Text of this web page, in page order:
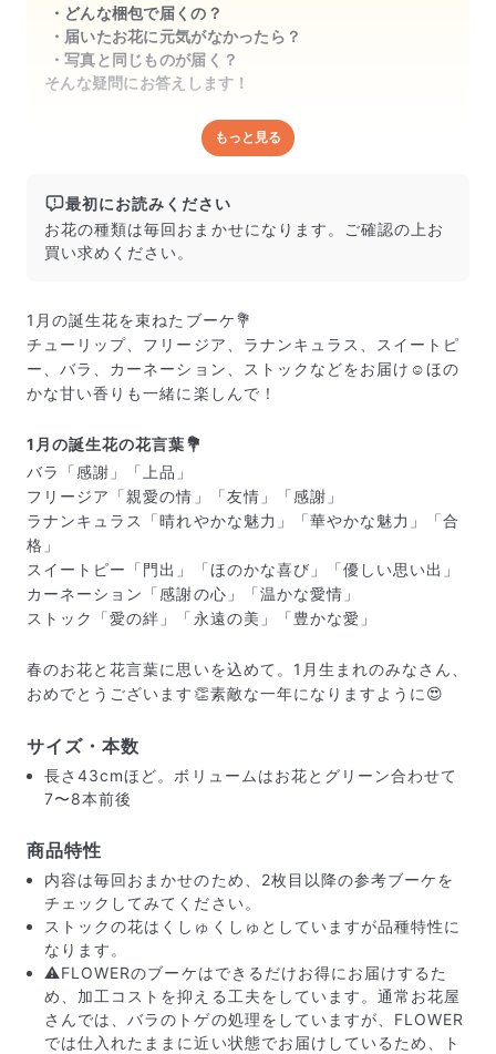
追記…1か月経ってもまだ綺麗に咲いて
くれています♡
どんな梱包で届くの？
届いたお花に元気がなかったら？
写真と同じものが届く？
そんな疑問にお答えします！
どんな梱包で届くの？
し、専用ボックスに丁寧に梱包してお届けしています。
きゅっとまとめられて一見窮屈そうに見えますが、輸送
中の衝撃による折れや擦れを軽減する効果があります。
届いたお花に元気がなかったら？
不備があった場合は、些細なことでもお気軽にサポート
までご連絡ください。ご返金にて補償いたします。
もっと見る
最初にお読みください
お花の種類は毎回おまかせになります。ご確認の上お
買い求めください。
1月の誕生花を束ねたブーケ💐
チューリップ、フリージア、ラナンキュラス、スイートピ
ー、バラ、カーネーション、ストックなどをお届け☺️ほの
かな甘い香りも一緒に楽しんで！
1月の誕生花の花言葉💐
バラ「感謝」「上品」
フリージア「親愛の情」「友情」「感謝」
ラナンキュラス「晴れやかな魅力」「華やかな魅力」「合
格」
スイートピー「門出」「ほのかな喜び」「優しい思い出」
カーネーション「感謝の心」「温かな愛情」
ストック「愛の絆」「永遠の美」「豊かな愛」
春のお花と花言葉に思いを込めて。1月生まれのみなさん、
おめでとうございます👏素敵な一年になりますように😍
サイズ・本数
長さ43cmほど。ボリュームはお花とグリーン合わせて
7〜8本前後
商品特性
内容は毎回おまかせのため、2枚目以降の参考ブーケを
チェックしてみてください。
ストックの花はくしゅくしゅとしていますが品種特性に
なります。
⚠️FLOWERのブーケはできるだけお得にお届けするた
め、加工コストを抑える工夫をしています。通常お花屋
さんでは、バラのトゲの処理をしていますが、FLOWER
では仕入れたままに近い状態でお届けしているため、ト